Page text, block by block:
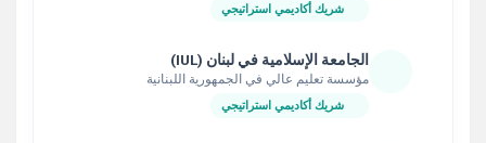
شريك أكاديمي استراتيجي
الجامعة الإسلامية في لبنان (IUL)
مؤسسة تعليم عالي في الجمهورية اللبنانية
شريك أكاديمي استراتيجي